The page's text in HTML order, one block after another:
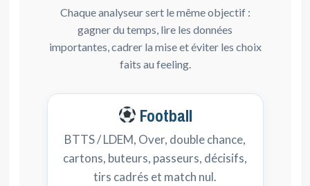
Chaque analyseur sert le même objectif :
gagner du temps, lire les données
importantes, cadrer la mise et éviter les choix
faits au feeling.
Football
BTTS / LDEM, Over, double chance,
cartons, buteurs, passeurs, décisifs,
tirs cadrés et match nul.